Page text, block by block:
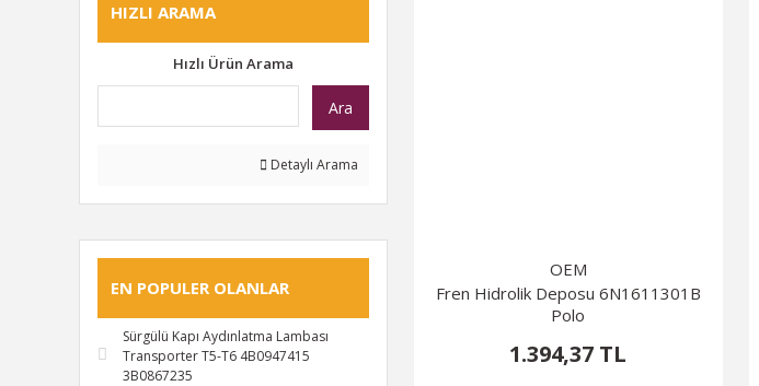
ALMAN (1)
BOSCH (1)
BRS (1)
CAVO (1)
CİFAM METELLİ (1)
MEYLE (1)
TEXTAR (1)
VEKA (1)
HIZLI ARAMA
Hızlı Ürün Arama
Ara
Detaylı Arama
EN POPULER OLANLAR
Sürgülü Kapı Aydınlatma Lambası
Transporter T5-T6 4B0947415
3B0867235
OEM
Fren Hidrolik Deposu 6N1611301B
Polo
1.394,37 TL